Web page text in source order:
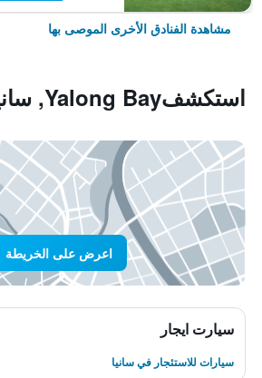
مشاهدة الفنادق الأخرى الموصى بها
استكشفYalong Bay, سانيا
اعرض على الخريطة
سيارت ايجار
سيارات للاستئجار في سانيا